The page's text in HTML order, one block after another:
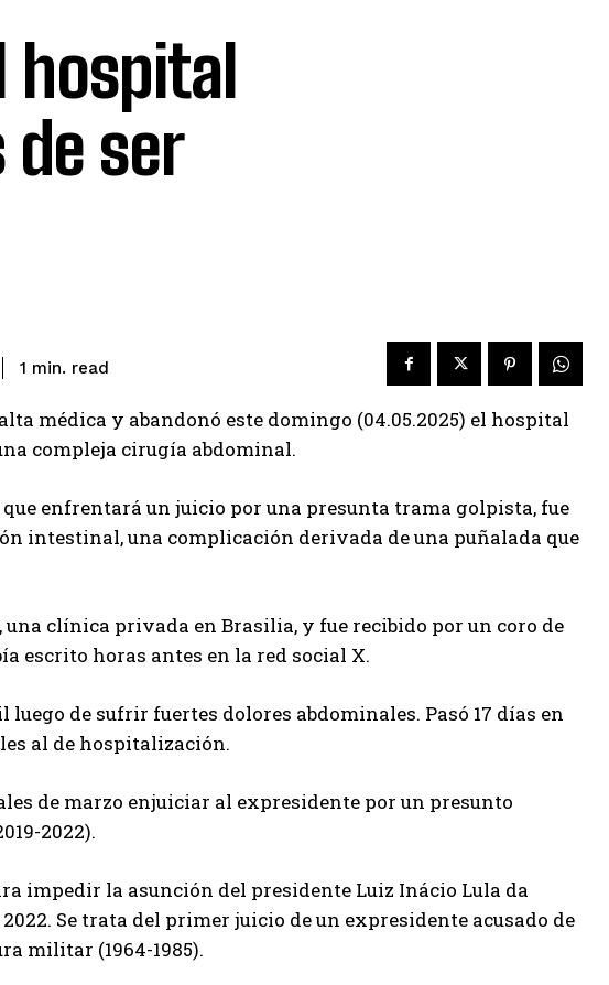
hospital
ser
1 min. read
médica y abandonó este domingo (04.05.2025) el hospital
compleja cirugía abdominal.
enfrentará un juicio por una presunta trama golpista, fue
intestinal, una complicación derivada de una puñalada que
clínica privada en Brasilia, y fue recibido por un coro de
escrito horas antes en la red social X.
de sufrir fuertes dolores abdominales. Pasó 17 días en
al de hospitalización.
de marzo enjuiciar al expresidente por un presunto
2022).
impedir la asunción del presidente Luiz Inácio Lula da
Se trata del primer juicio de un expresidente acusado de
militar (1964-1985).